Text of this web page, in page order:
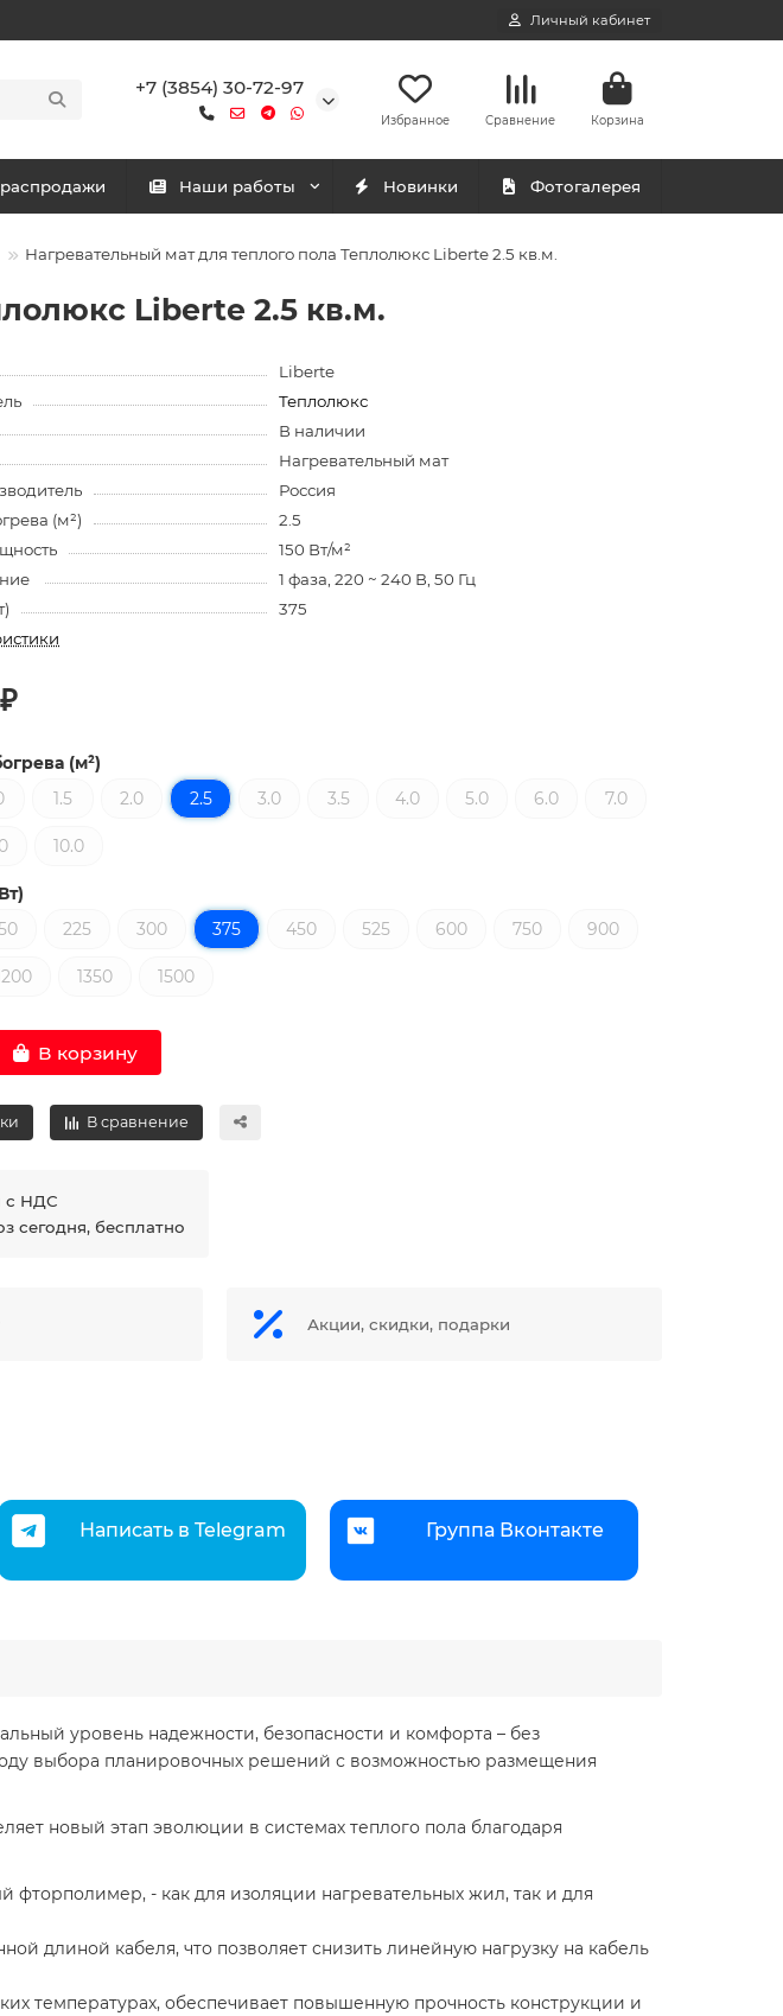
Личный кабинет
+7 (3854) 30-72-97
Избранное Сравнение Корзина
Наши работы Новинки Фотогалерея
Нагревательный мат для теплого пола Теплолюкс Liberte 2.5 кв.м.
Liberte 2.5 кв.м.
Liberte
Теплолюкс
В наличии
Нагревательный мат
Россия
(м²)
2.5
150 Вт/м²
1 фаза, 220 ~ 240 В, 50 Гц
375
(м²)
1.5 2.0 2.5 3.0 3.5 4.0 5.0 6.0 7.0
10.0
225 300 375 450 525 600 750 900
1350 1500
В корзину
В сравнение
с НДС
сегодня, бесплатно
Акции, скидки, подарки
Написать в Telegram Группа Вконтакте
уровень надежности, безопасности и комфорта – без
выбора планировочных решений с возможностью размещения
новый этап эволюции в системах теплого пола благодаря
фторполимер, - как для изоляции нагревательных жил, так и для
длиной кабеля, что позволяет снизить линейную нагрузку на кабель
температурах, обеспечивает повышенную прочность конструкции и